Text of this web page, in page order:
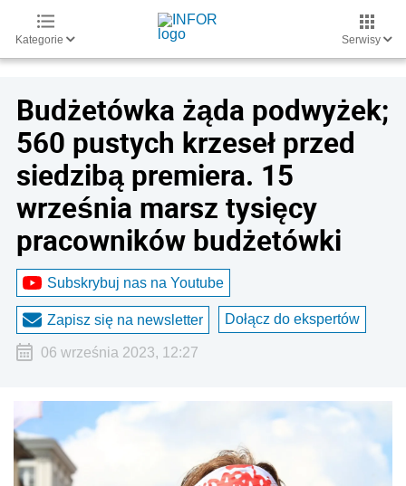
Kategorie Serwisy
Budżetówka żąda podwyżek;
560 pustych krzeseł przed
siedzibą premiera. 15
września marsz tysięcy
pracowników budżetówki
Subskrybuj nas na Youtube
Zapisz się na newsletter Dołącz do ekspertów
06 września 2023, 12:27